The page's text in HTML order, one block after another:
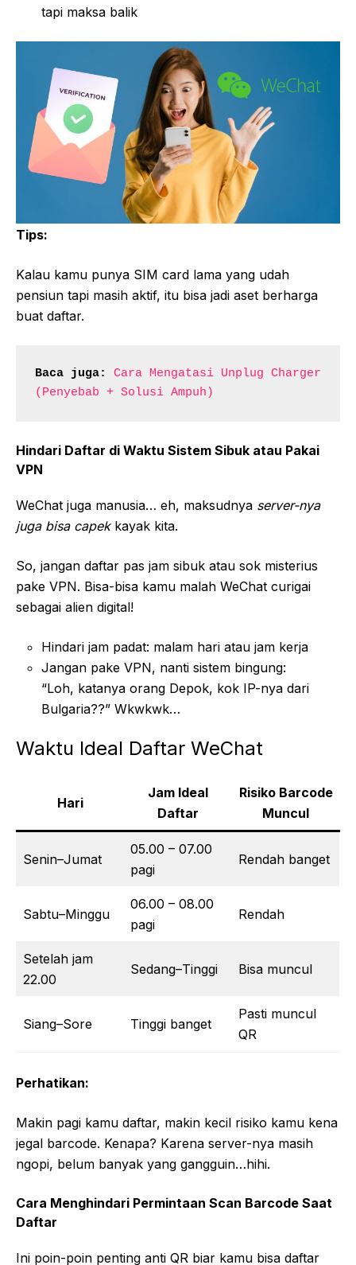
tapi maksa balik
Tips:
Kalau kamu punya SIM card lama yang udah
pensiun tapi masih aktif, itu bisa jadi aset berharga
buat daftar.
Baca juga:
Cara Mengatasi Unplug Charger
(Penyebab + Solusi Ampuh)
Hindari Daftar di Waktu Sistem Sibuk atau Pakai
VPN
WeChat juga manusia… eh, maksudnya server-nya
juga bisa capekkayak kita.
So, jangan daftar pas jam sibuk atau sok misterius
pake VPN. Bisa-bisa kamu malah WeChat curigai
sebagai alien digital!
Hindari jam padat: malam hari atau jam kerja
Jangan pake VPN, nanti sistem bingung:
“Loh, katanya orang Depok, kok IP-nya dari
Bulgaria??” Wkwkwk…
Waktu Ideal Daftar WeChat
Hari
Jam Ideal
Daftar
Risiko Barcode
Muncul
Senin–Jumat
05.00 – 07.00
pagi
Rendah banget
Sabtu–Minggu
06.00 – 08.00
pagi
Rendah
Setelah jam
22.00
Sedang–Tinggi Bisa muncul
Siang–Sore Tinggi banget
Pasti muncul
QR
Perhatikan:
Makin pagi kamu daftar, makin kecil risiko kamu kena
jegal barcode. Kenapa? Karena server-nya masih
ngopi, belum banyak yang gangguin…hihi.
Cara Menghindari Permintaan Scan Barcode Saat
Daftar
Ini poin-poin penting anti QR biar kamu bisa daftar